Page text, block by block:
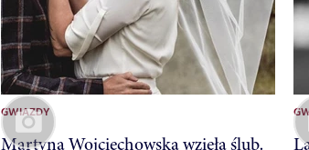
GWIAZDY
Martyna Wojciechowska wzięła ślub.